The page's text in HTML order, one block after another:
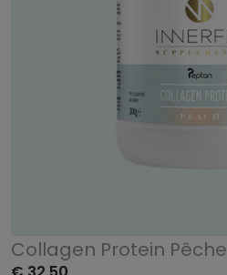
Collagen Protein Pêche